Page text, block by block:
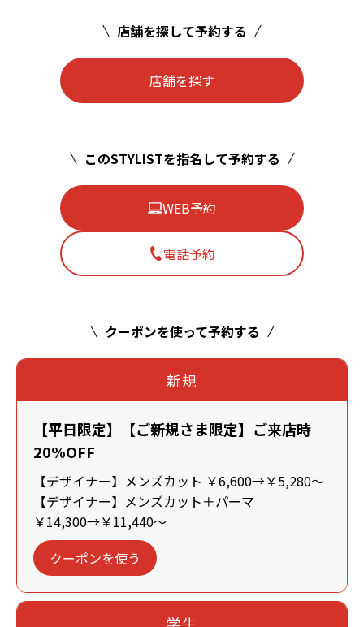
店舗を探して予約する
店舗を探す
このSTYLISTを指名して予約する
WEB予約
電話予約
クーポンを使って予約する
新規
【平日限定】【ご新規さま限定】ご来店時
20%OFF
【デザイナー】メンズカット ￥6,600→￥5,280～
【デザイナー】メンズカット＋パーマ
￥14,300→￥11,440～
クーポンを使う
学生